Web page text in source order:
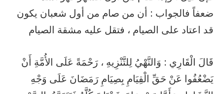
ضعفاً فالجواب : أن من صام من أول شعبان يكون
قد اعتاد على الصيام ، فتقل عليه مشقة الصيام
قَالَ الْقَارِي : وَالنَّهْيُ لِلتَّنْزِيهِ ، رَحْمَةً عَلَى الأُمَّةِ أَنْ
يَضْعُفُوا عَنْ حَقِّ الْقِيَامِ بِصِيَامِ رَمَضَانَ عَلَى وَجْهِ